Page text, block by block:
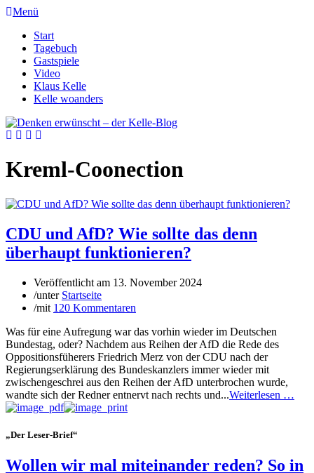
Menü
Start
Tagebuch
Gastspiele
Video
Klaus Kelle
Kelle woanders
Kreml-Coonection
CDU und AfD? Wie sollte das denn
überhaupt funktionieren?
Veröffentlicht am 13. November 2024
/unter Startseite
/mit 120 Kommentaren
Was für eine Aufregung war das vorhin wieder im Deutschen
Bundestag, oder? Nachdem aus Reihen der AfD die Rede des
Oppositionsfüherers Friedrich Merz von der CDU nach der
Regierungserklärung des Bundeskanzlers immer wieder mit
zwischengeschrei aus den Reihen der AfD unterbrochen wurde,
wandte sich der Redner entnervt nach rechts und...Weiterlesen …
„Der Leser-Brief“
Wollen wir mal miteinander reden? So in